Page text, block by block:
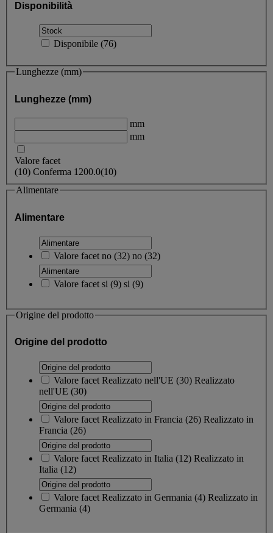
Disponibilità
Disponibile (76)
Lunghezze (mm)
Lunghezze (mm)
mm
mm
Valore facet
(10) Conferma 1200.0(10)
Alimentare
Alimentare
Valore facet no (32) no (32)
Valore facet si (9) si (9)
Origine del prodotto
Origine del prodotto
Valore facet Realizzato nell'UE (30) Realizzato
nell'UE (30)
Valore facet Realizzato in Francia (26) Realizzato in
Francia (26)
Valore facet Realizzato in Italia (12) Realizzato in
Italia (12)
Valore facet Realizzato in Germania (4) Realizzato in
Germania (4)